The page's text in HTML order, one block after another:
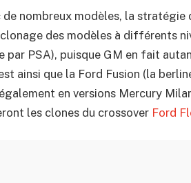
de nombreux modèles, la
des modèles à différents
par PSA), puisque GM en fait
ainsi que la Ford Fusion (la
en versions Mercury
les clones du crossover Ford